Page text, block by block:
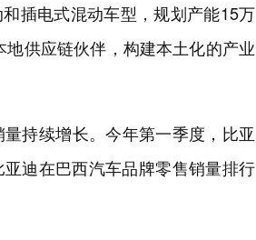
插电式混动车型，规划产能15万
供应链伙伴，构建本土化的产业
持续增长。今年第一季度，比亚
迪在巴西汽车品牌零售销量排行